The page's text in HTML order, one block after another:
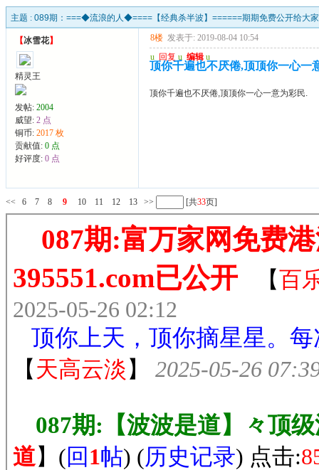
主题 : 089期：===◆流浪的人◆====【经典杀半波】======期期免费公开给大
【冰雪花】
精灵王
发帖: 2004
威望: 2 点
铜币: 2017 枚
贡献值: 0 点
好评度: 0 点
8楼 发表于: 2019-08-04 10:54
u 回复 u 编辑 u
顶你千遍也不厌倦,顶顶你一心一
顶你千遍也不厌倦,顶顶你一心一意为彩民.
<< 6 7 8 9 10 11 12 13 >> [共33页]